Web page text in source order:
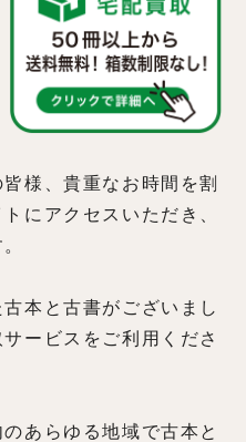
様、貴重なお時間を割
にアクセスいただき、
本と古書がございまし
ービスをご利用くださ
あらゆる地域で古本と